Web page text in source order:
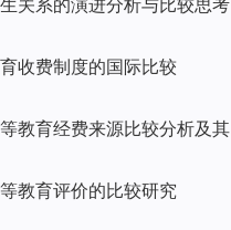
收费制度的国际比较
教育经费来源比较分析及其
教育评价的比较研究